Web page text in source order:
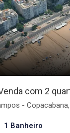
com 2
- Copacabana,
1 Banheiro